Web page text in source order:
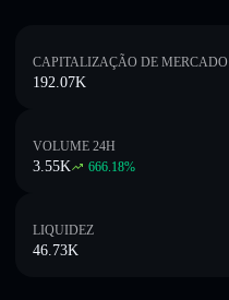
CAPITALIZAÇÃO DE MERCADO
192.07K
VOLUME 24H
3.55K 666.18%
LIQUIDEZ
46.73K